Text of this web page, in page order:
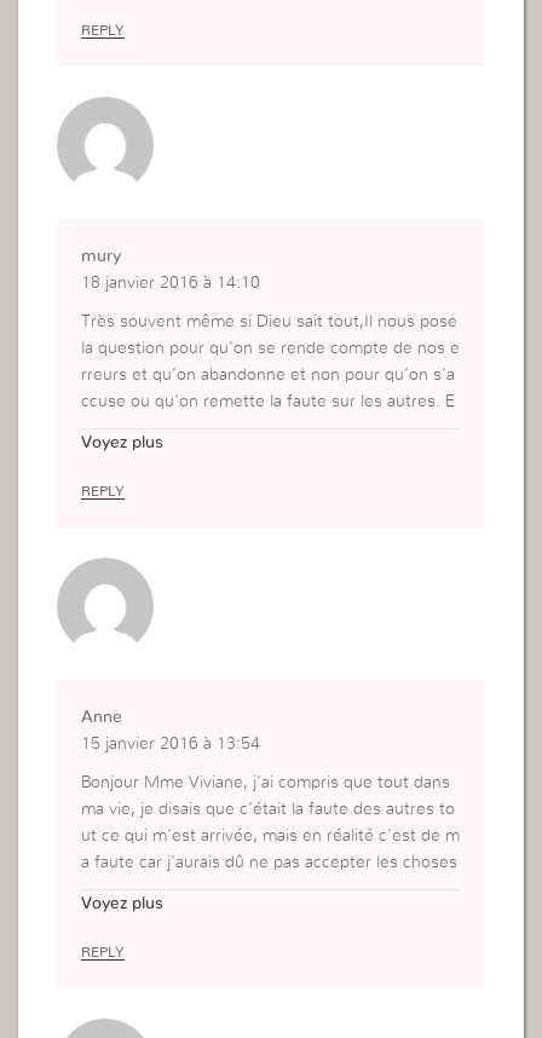
REPLY
mury
18 janvier 2016 à 14:10
Très souvent même si Dieu sait tout,Il nous pose
la question pour qu’on se rende compte de nos e
rreurs et qu’on abandonne et non pour qu’on s’a
ccuse ou qu’on remette la faute sur les autres. E
e Dieu nous pose à cause de la peur, je dis plus t
encore moins en parler parce que j’avais peur ma
is depuis que je l’ai compris je m’efforce à ne plu
s fuir de ce que Dieu me montre. Merci Madame.
Voyez plus
REPLY
Anne
15 janvier 2016 à 13:54
Bonjour Mme Viviane, j’ai compris que tout dans
ma vie, je disais que c’était la faute des autres to
ut ce qui m’est arrivée, mais en réalité c’est de m
a faute car j’aurais dû ne pas accepter les choses
our me faire plaisir, soit par peur de blesser, soit
ais été proposé, j’aurais dû être sincère avec les
Voyez plus
REPLY